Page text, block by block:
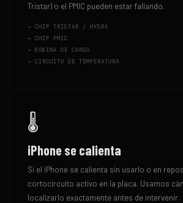
Tristar) o el PMIC pueden estar fallando.
→ CHIP TRISTAR / HYDRA
→ CHIP PMIC
→ BOBINA DE CARGA
→ CIRCUITO DE TEMPERATURA
🌡️
iPhone se calienta
Si el iPhone se calienta sin usarlo o en
cortocircuito activo en la placa. Usamos
localizarlo exactamente antes de intervenir.